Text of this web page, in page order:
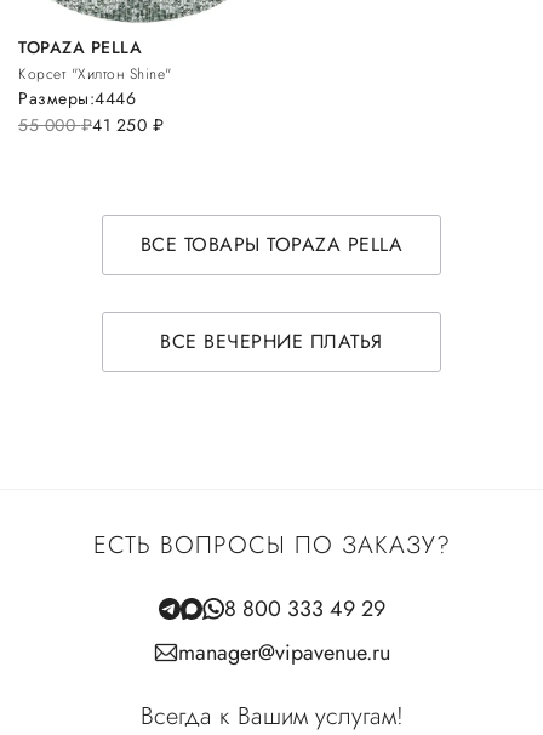
TOPAZA PELLA
Корсет "Хилтон Shine"
55 000руб.41 250 руб.
Размеры:4446
ВСЕ ТОВАРЫ TOPAZA PELLA
ВСЕ ВЕЧЕРНИЕ ПЛАТЬЯ
ЕСТЬ ВОПРОСЫ ПО ЗАКАЗУ?
8 800 333 49 29
manager@vipavenue.ru
Всегда к Вашим услугам!